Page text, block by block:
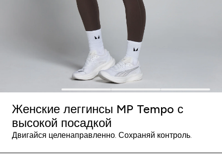
Женские леггинсы MP Tempo с
высокой посадкой
Двигайся целенаправленно. Сохраняй контроль.